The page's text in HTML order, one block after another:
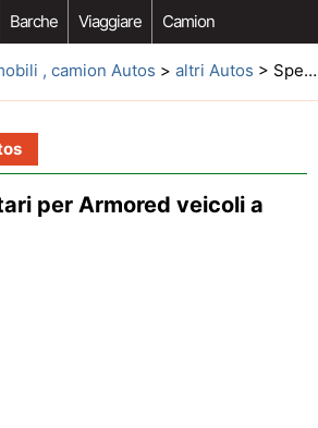
Barche Viaggiare Camion
Auto Car Opzioni Aftermarket
, camion Autos > altri Autos > Specifiche militari per Armored veicoli a motore
per Armored veicoli a